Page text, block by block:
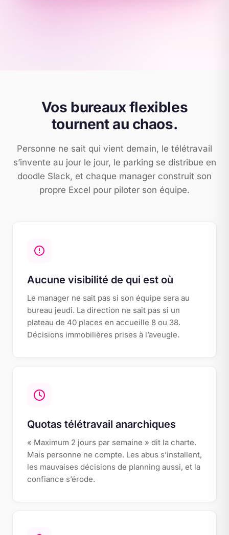
Vos bureaux flexibles
tournent au chaos.
Personne ne sait qui vient demain, le télétravail
s’invente au jour le jour, le parking se distribue en
doodle Slack, et chaque manager construit son
propre Excel pour piloter son équipe.
Aucune visibilité de qui est où
Le manager ne sait pas si son équipe sera au
bureau jeudi. La direction ne sait pas si un
plateau de 40 places en accueille 8 ou 38.
Décisions immobilières prises à l’aveugle.
Quotas télétravail anarchiques
« Maximum 2 jours par semaine » dit la charte.
Mais personne ne compte. Les abus s’installent,
les mauvaises décisions de planning aussi, et la
confiance s’érode.